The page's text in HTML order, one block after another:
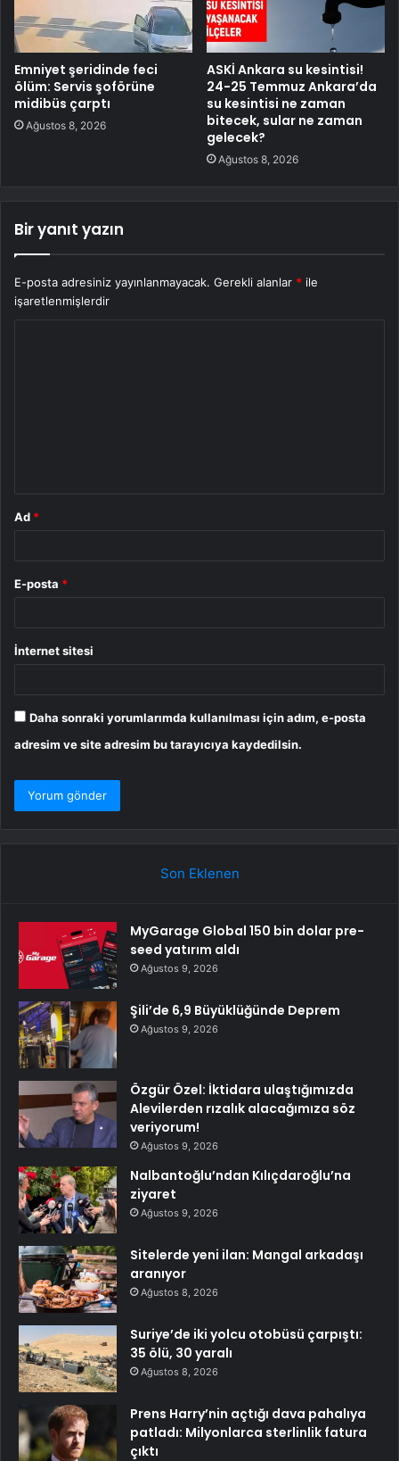
Emniyet şeridinde feci
ölüm: Servis şoförüne
midibüs çarptı
Ağustos 8, 2026
ASKİ Ankara su kesintisi!
24-25 Temmuz Ankara’da
su kesintisi ne zaman
bitecek, sular ne zaman
gelecek?
Ağustos 8, 2026
Bir yanıt yazın
E-posta adresiniz yayınlanmayacak. Gerekli alanlar * ile
işaretlenmişlerdir
Ad *
E-posta *
İnternet sitesi
Daha sonraki yorumlarımda kullanılması için adım, e-posta
adresim ve site adresim bu tarayıcıya kaydedilsin.
Son Eklenen
MyGarage Global 150 bin dolar pre-
seed yatırım aldı
Ağustos 9, 2026
Şili’de 6,9 Büyüklüğünde Deprem
Ağustos 9, 2026
Özgür Özel: İktidara ulaştığımızda
Alevilerden rızalık alacağımıza söz
veriyorum!
Ağustos 9, 2026
Nalbantoğlu’ndan Kılıçdaroğlu’na
ziyaret
Ağustos 9, 2026
Sitelerde yeni ilan: Mangal arkadaşı
aranıyor
Ağustos 8, 2026
Suriye’de iki yolcu otobüsü çarpıştı:
35 ölü, 30 yaralı
Ağustos 8, 2026
Prens Harry’nin açtığı dava pahalıya
patladı: Milyonlarca sterlinlik fatura
çıktı